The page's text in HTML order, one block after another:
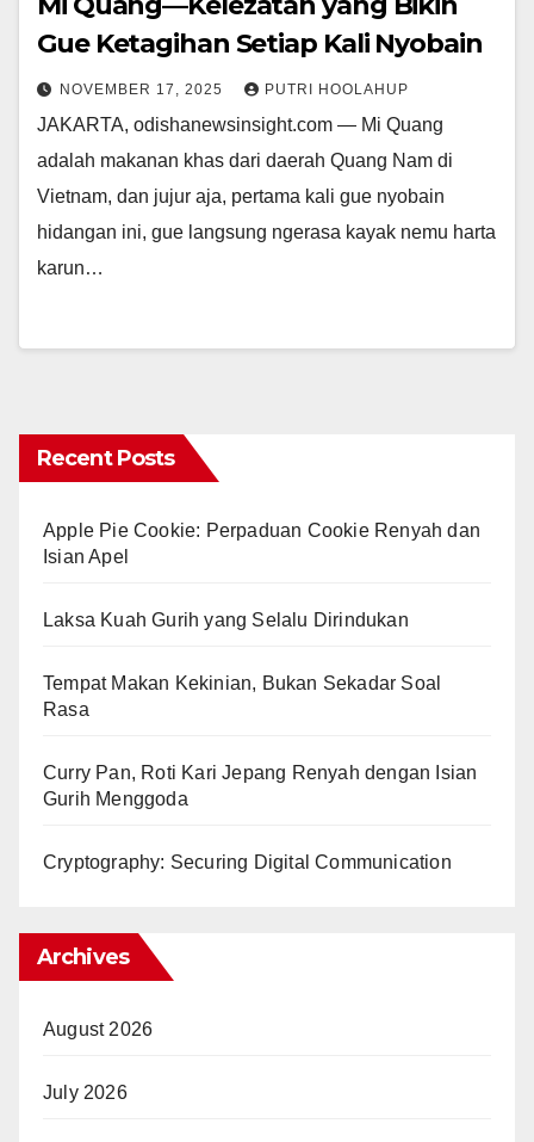
Gue Ketagihan Setiap Kali Nyobain
NOVEMBER 17, 2025 PUTRI HOOLAHUP
JAKARTA, odishanewsinsight.com — Mi Quang
adalah makanan khas dari daerah Quang Nam di
Vietnam, dan jujur aja, pertama kali gue nyobain
hidangan ini, gue langsung ngerasa kayak nemu harta
karun…
Recent Posts
Apple Pie Cookie: Perpaduan Cookie Renyah dan
Isian Apel
Laksa Kuah Gurih yang Selalu Dirindukan
Tempat Makan Kekinian, Bukan Sekadar Soal
Rasa
Curry Pan, Roti Kari Jepang Renyah dengan Isian
Gurih Menggoda
Cryptography: Securing Digital Communication
Archives
August 2026
July 2026